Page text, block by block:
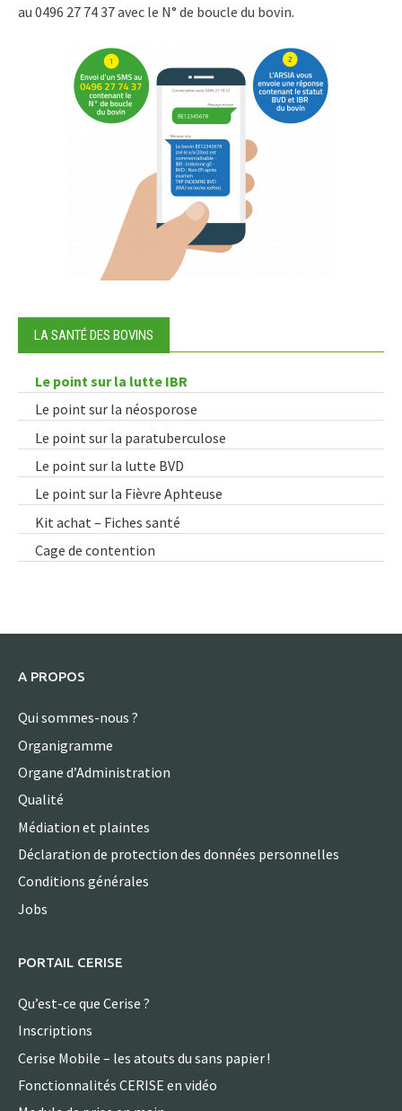
au 0496 27 74 37 avec le N° de boucle du bovin.
LA SANTÉ DES BOVINS
Le point sur la lutte IBR
Le point sur la néosporose
Le point sur la paratuberculose
Le point sur la lutte BVD
Le point sur la Fièvre Aphteuse
Kit achat – Fiches santé
Cage de contention
A PROPOS
Qui sommes-nous ?
Organigramme
Organe d’Administration
Qualité
Médiation et plaintes
Déclaration de protection des données personnelles
Conditions générales
Jobs
PORTAIL CERISE
Qu’est-ce que Cerise ?
Inscriptions
Cerise Mobile – les atouts du sans papier !
Fonctionnalités CERISE en vidéo